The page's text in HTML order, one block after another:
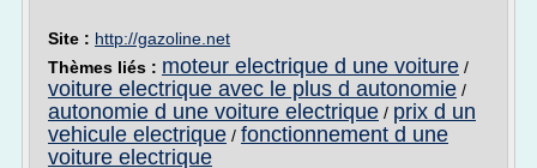
Site : http://gazoline.net
Thèmes liés : moteur electrique d une voiture /
voiture electrique avec le plus d autonomie /
autonomie d une voiture electrique / prix d un
vehicule electrique / fonctionnement d une
voiture electrique